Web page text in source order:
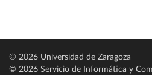
© 2026 Universidad de Zaragoza
© 2026 Servicio de Informática y